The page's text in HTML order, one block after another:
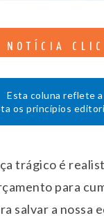
NOTÍCIA
Esta coluna reflete a
os princípios
trágico é
para
salvar a nossa